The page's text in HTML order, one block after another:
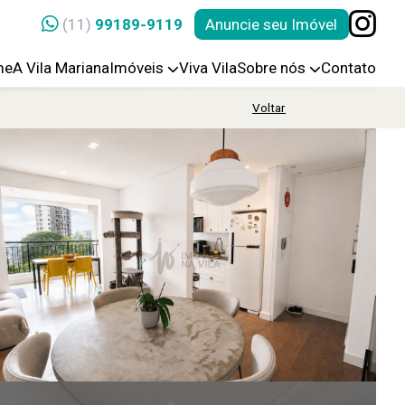
(11) 99189-9119 Anuncie seu Imóvel
A Vila MarianaImóveis Viva VilaSobre nós Contato
Voltar